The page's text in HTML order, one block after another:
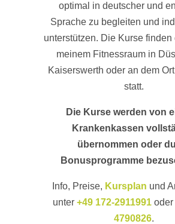
optimal in deutscher und
Sprache zu begleiten und
unterstützen. Die Kurse finden
meinem Fitnessraum in
Kaiserswerth oder an dem Ort
statt.
Die Kurse werden von
Krankenkassen
übernommen oder
Bonusprogramme
Info, Preise, Kursplan und
unter+49 172-2911991 oder
4790826.